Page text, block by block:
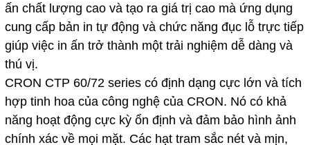
ấn chất lượng cao và tạo ra giá trị cao mà ứng dụng
cung cấp bản in tự động và chức năng đục lỗ trực tiếp
giúp việc in ấn trở thành một trải nghiệm dễ dàng và
thú vị.
CRON CTP 60/72 seriescó định dạng cực lớn và tích
hợp tinh hoa của công nghệ của CRON. Nó có khả
năng hoạt động cực kỳ ổn định và đảm bảo hình ảnh
chính xác về mọi mặt. Các hạt tram sắc nét và mịn,